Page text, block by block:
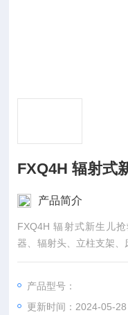
FXQ4H 辐射式
产品简介
FXQ4H 辐射式新生儿
器、辐射头、立柱支架、
量吸引器、上（双侧）
产品型号：
更新时间：2024-05-28